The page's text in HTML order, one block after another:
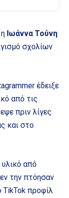
Ιωάννα Τούνη
σχολίων
έδειξε
από τις
πριν λίγες
και στο
υλικό από
την πτόησαν
TikTok προφίλ